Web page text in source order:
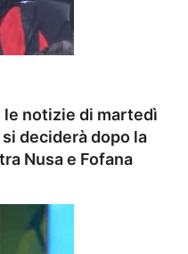
notizie di martedì
deciderà dopo la
Nusa e Fofana